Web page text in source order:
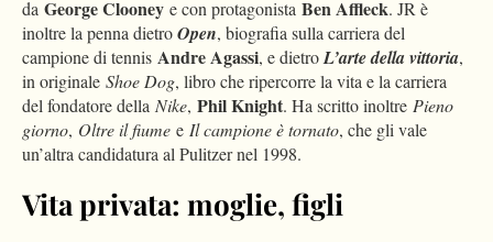
da George Clooney e con protagonista Ben Affleck. JR è
inoltre la penna dietroOpen, biografia sulla carriera del
campione di tennis Andre Agassi, e dietroL’arte della vittoria,
in originale Shoe Dog, libro che ripercorre la vita e la carriera
del fondatore della Nike, Phil Knight. Ha scritto inoltre Pieno
giorno, Oltre il fiume e Il campione è tornato, che gli vale
un’altra candidatura al Pulitzer nel 1998.
Vita privata: moglie, figli